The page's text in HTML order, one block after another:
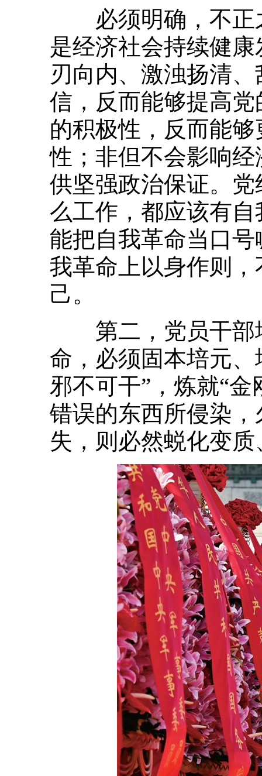
必须明确，不正
是经济社会持续健
刃向内、激浊扬清
信，反而能够提高
的积极性，反而能
性；非但不会影响
供坚强政治保证。
么工作，都应该有
能把自我革命当口
我革命上以身作则
己。
第二，党员干部
命，必须固本培元
邪不可干”，炼就“
错误的东西所侵染
失，则必然蜕化变